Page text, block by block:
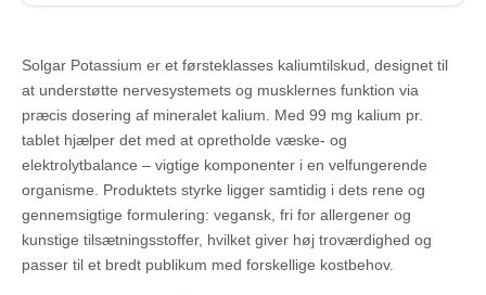
Solgar Potassium er et førsteklasses kaliumtilskud, designet til
at understøtte nervesystemets og musklernes funktion via
præcis dosering af mineralet kalium. Med 99 mg kalium pr.
tablet hjælper det med at opretholde væske- og
elektrolytbalance – vigtige komponenter i en velfungerende
organisme. Produktets styrke ligger samtidig i dets rene og
gennemsigtige formulering: vegansk, fri for allergener og
kunstige tilsætningsstoffer, hvilket giver høj troværdighed og
passer til et bredt publikum med forskellige kostbehov.